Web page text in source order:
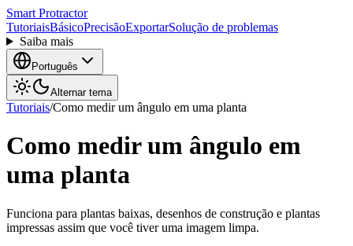
Smart Protractor
TutoriaisBásicoPrecisãoExportarSolução de problemas
Saiba mais
Português
Alternar tema
Tutoriais/Como medir um ângulo em uma planta
Como medir um ângulo em
uma planta
Funciona para plantas baixas, desenhos de construção e plantas
impressas assim que você tiver uma imagem limpa.